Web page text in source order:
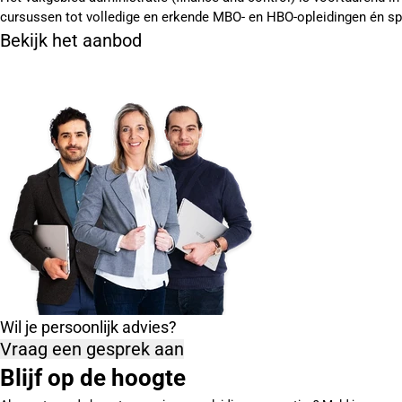
cursussen tot volledige en erkende MBO- en HBO-opleidingen én
Bekijk het aanbod
Wil je persoonlijk advies?
Vraag een gesprek aan
Blijf op de hoogte